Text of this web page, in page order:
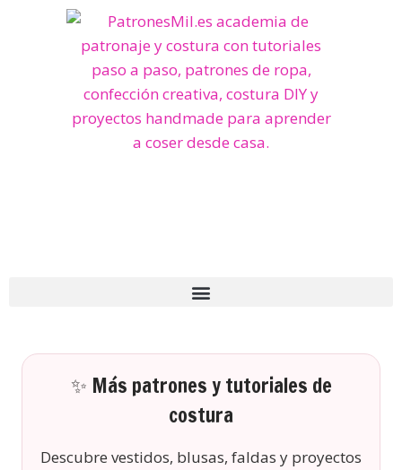
✨ Más patrones y tutoriales de
costura
Descubre vestidos, blusas, faldas y proyectos